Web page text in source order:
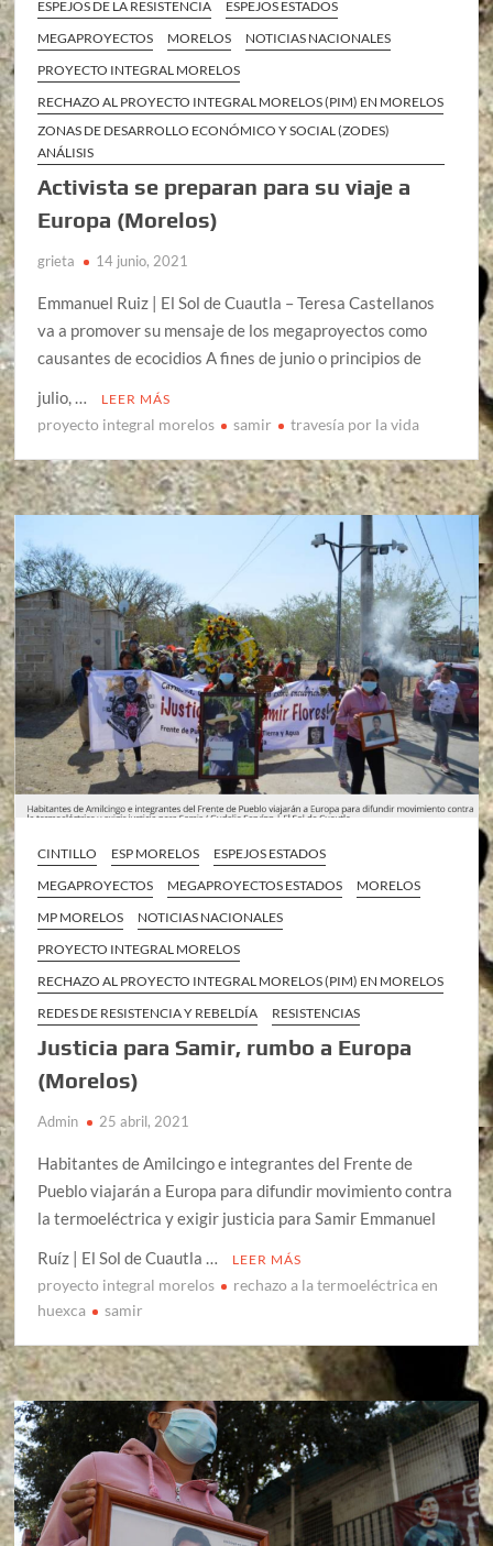
ESPEJOS DE LA RESISTENCIA
ESPEJOS ESTADOS
MEGAPROYECTOS
MORELOS
NOTICIAS NACIONALES
PROYECTO INTEGRAL MORELOS
RECHAZO AL PROYECTO INTEGRAL MORELOS (PIM) EN MORELOS
ZONAS DE DESARROLLO ECONÓMICO Y SOCIAL (ZODES)
ANÁLISIS
Activista se preparan para su viaje a
Europa (Morelos)
grieta 14 junio, 2021
Emmanuel Ruiz | El Sol de Cuautla – Teresa Castellanos
va a promover su mensaje de los megaproyectos como
causantes de ecocidios A fines de junio o principios de
julio, …
LEER MÁS
proyecto integral morelos samir travesía por la vida
CINTILLO ESP MORELOS
ESPEJOS ESTADOS
MEGAPROYECTOS
MEGAPROYECTOS ESTADOS
MORELOS
MP MORELOS
NOTICIAS NACIONALES
PROYECTO INTEGRAL MORELOS
RECHAZO AL PROYECTO INTEGRAL MORELOS (PIM) EN MORELOS
REDES DE RESISTENCIA Y REBELDÍA
RESISTENCIAS
Justicia para Samir, rumbo a Europa
(Morelos)
Admin 25 abril, 2021
Habitantes de Amilcingo e integrantes del Frente de
Pueblo viajarán a Europa para difundir movimiento contra
la termoeléctrica y exigir justicia para Samir Emmanuel
Ruíz | El Sol de Cuautla …
LEER MÁS
proyecto integral morelos
rechazo a la termoeléctrica en
huexca
samir